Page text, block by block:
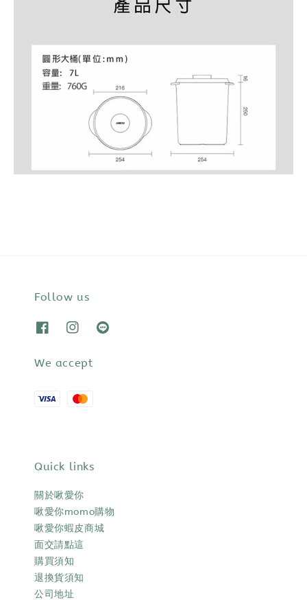
Follow us
We accept
Quick links
關於啾愛你
啾愛你momo購物
啾愛你蝦皮商城
面交請點這
購買須知
退換貨須知
公司地址